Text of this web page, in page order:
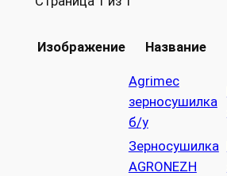
Изображение Название
Agrimec
зерносушилка
б/у
Зерносушилка
AGRONEZH